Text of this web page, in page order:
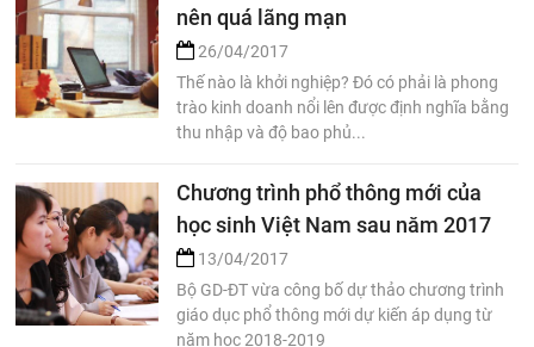
nên quá lãng mạn
26/04/2017
Thế nào là khởi nghiệp? Đó có phải là phong
trào kinh doanh nổi lên được định nghĩa bằng
thu nhập và độ bao phủ...
Chương trình phổ thông mới của
học sinh Việt Nam sau năm 2017
13/04/2017
Bộ GD-ĐT vừa công bố dự thảo chương trình
giáo dục phổ thông mới dự kiến áp dụng từ
năm học 2018-2019